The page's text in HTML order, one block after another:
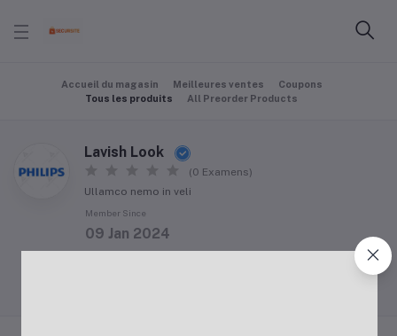
Accueil du magasin Meilleures ventes
Coupons
Tous les produits
All Preorder Products
Lavish Look
(0 Examens)
Ullamco nemo in veli
Member Since
09 Jan 2024